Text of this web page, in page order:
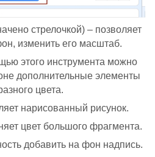
стрелочкой) – позволяет
изменить его масштаб.
этого инструмента можно
дополнительные элементы
цвета.
нарисованный рисунок.
цвет большого фрагмента.
добавить на фон надпись.